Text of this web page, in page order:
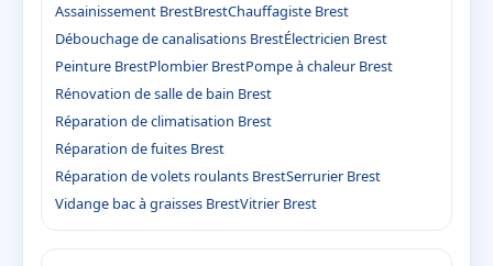
Assainissement BrestBrestChauffagiste Brest
Débouchage de canalisations BrestÉlectricien Brest
Peinture BrestPlombier BrestPompe à chaleur Brest
Rénovation de salle de bain Brest
Réparation de climatisation Brest
Réparation de fuites Brest
Réparation de volets roulants BrestSerrurier Brest
Vidange bac à graisses BrestVitrier Brest